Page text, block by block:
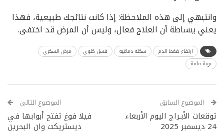
وانتبهي إلى هذه الملاحظة: إذا كانت نتائجك طبيعية، فهذا
يعني ببساطة أن العلاج فعال، وليس أن المرض قد اختفى.
ارتفاع ضغط الدم سكتة دماغية فشل كلوي
مرض السكري
نوبة قلبية
الموضوع السابق
توقعات الأبـراج اليوم الأربعاء
24 ديسمبر 2025
الموضوع التالي
فيلا فوغ تفتح أبوابها في
ديستريكت وان البحرين